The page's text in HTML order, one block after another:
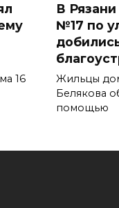
16
В
№17 по
Жильцы
Белякова
помощью